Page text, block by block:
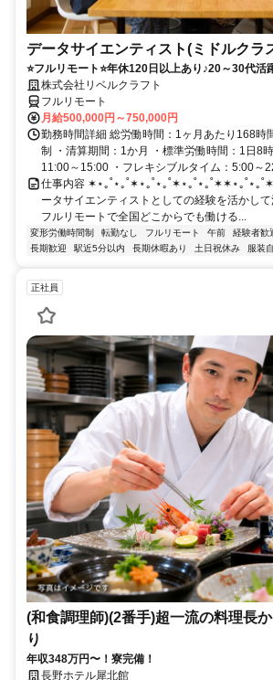
データサイエンティスト(ミドルクラ
⭐フルリモート⭐年休120日以上あり♪20～30代活
株式会社リベルクラフト
フルリモート
月給500,000円～750,000円
勤務時間詳細 総労働時間：1ヶ月あたり168
制 ・清算期間：1か月 ・標準労働時間：1日8
11:00～15:00 ・フレキシブルタイム：5:00～
仕事内容 ✶⋆｡˚⋆｡˚✶⋆｡˚⋆｡˚✶⋆｡˚⋆｡˚✶✶⋆｡˚⋆｡
ータサイエンティストとしての経験を活かして
フルリモートで全国どこからでも働ける...
変形労働時間制 転勤なし フルリモート 午前 経験者歓
長期歓迎
駅近5分以内 長期休暇あり 土日祝休み 服装
正社員
(和食調理師)(2番手)超一流の料理長
り
年収348万円〜！寮完備！
長野ホテル犀北館